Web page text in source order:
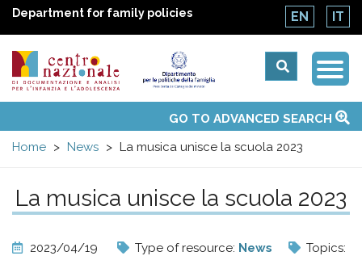
Department for family policies EN IT
Centro
nazionale
di
Documentazione
menuTopics
Activities
UN Convention
National ObservatoriesGO TO ADVANCED SEARCH
Home
News La musica unisce la scuola 2023
La musica unisce la scuola 2023
2023/04/19 Type of resource: News
Topics: